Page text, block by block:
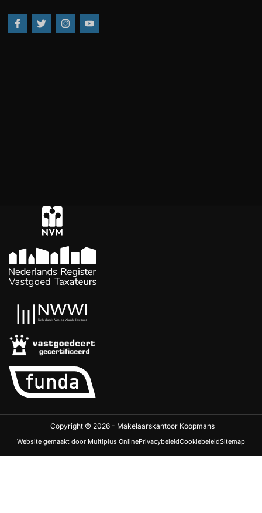
Copyright © 2026 - Makelaarskantoor Koopmans
Website gemaakt door Multiplus OnlinePrivacybeleidCookiebeleidSitemap